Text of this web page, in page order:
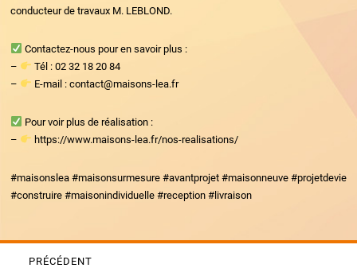
conducteur de travaux M. LEBLOND.
Contactez-nous pour en savoir plus :
–
Tél : 02 32 18 20 84
–
E-mail : contact@maisons-lea.fr
Pour voir plus de réalisation :
–
https://www.maisons-lea.fr/nos-realisations/
#maisonslea #maisonsurmesure #avantprojet #maisonneuve #projetdevie
#construire #maisonindividuelle #reception #livraison
Navigation
PRÉCÉDENT